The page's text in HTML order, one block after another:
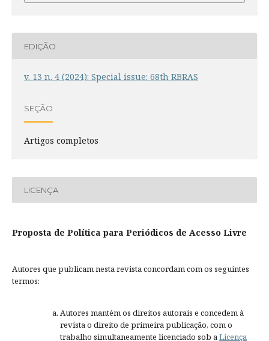
EDIÇÃO
v. 13 n. 4 (2024): Special issue: 68th RBRAS
SEÇÃO
Artigos completos
LICENÇA
Proposta de Política para Periódicos de Acesso Livre
Autores que publicam nesta revista concordam com os seguintes
termos:
Autores mantém os direitos autorais e concedem à
revista o direito de primeira publicação, com o
trabalho simultaneamente licenciado sob aLicença